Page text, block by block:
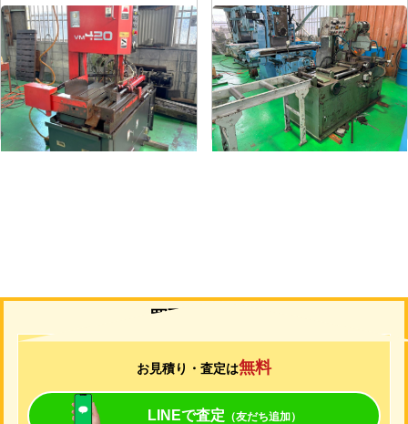
立形バンドソー
メーカー アマダ
形 式 VM-420
式1999
全自動丸鋸切断機
メーカー 村橋
形 式VG100A
年 式-
買取について
お見積り・査定は無料
LINEで査定 （友だち追加）